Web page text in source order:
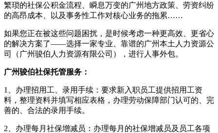
繁琐的社保公积金流程、瞬息万变的广州地方政策、劳资纠纷
的高昂成本、以及事务性工作对核心业务的拖累……
如果您正在被这些问题困扰，是时候考虑一种更高效、更省心
的解决方案了——选择一家专业、靠谱的广州本土人力资源公
司（广州骏伯人力资源有限公司），进行人事外包。
广州骏伯社保托管服务：
1、办理招用工、录用手续：要求新入职员工提供招用工资
料，整理资料并填写相应表格，办理劳动保障部门认可的、完
善的、合法的录用手续。
2、办理每月社保增减员：办理每月的社保增减员及员工各项